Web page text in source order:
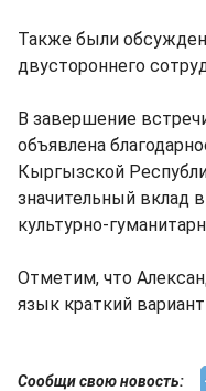
Также были
двустороннего
В завершение
объявлена
Кыргызской
значительный вклад
культурно-
Отметим, что
язык краткий
Сообщи свою новость: